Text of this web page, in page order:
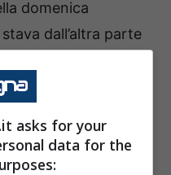
domenica
dall’altra parte
underby
Quella maglia dal
Santiago
asks for your
data for the